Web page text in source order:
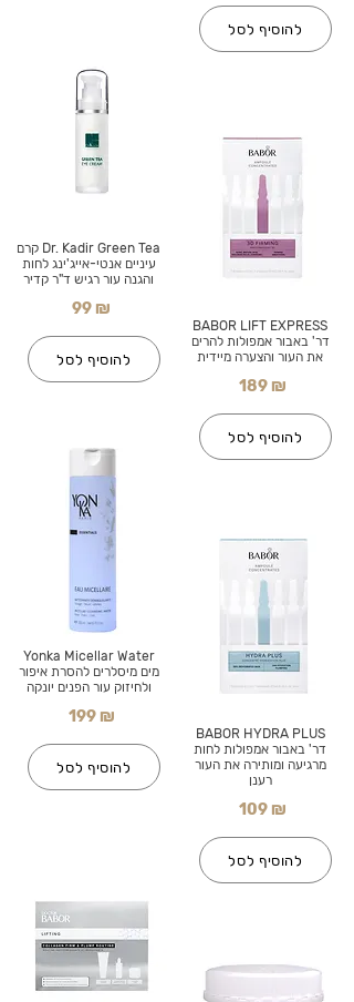
Dr. Kadir Green Tea קרם
עיניים אנטי-אייג'ינג לחות
והגנה עור רגיש ד"ר קדיר
99 ₪
להוסיף לסל
Yonka Micellar Water
מים מיסלרים להסרת איפור
ולחיזוק עור הפנים יונקה
199 ₪
להוסיף לסל
להוסיף לסל
BABOR LIFT EXPRESS
דר' באבור אמפולות להרים
את העור והצערה מיידית
189 ₪
להוסיף לסל
BABOR HYDRA PLUS
דר' באבור אמפולות לחות
מרגיעה ומותירה את העור
רענן
109 ₪
להוסיף לסל